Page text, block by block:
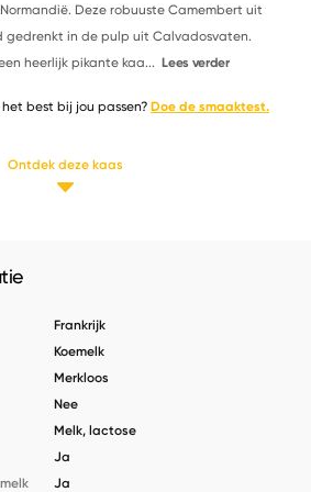
Deze robuuste Camembert uit
gedrenkt in de pulp uit Calvadosvaten.
heerlijk pikante kaa... Lees verder
best bij jou passen? Doe de smaaktest.
Ontdek deze kaas
Frankrijk
Koemelk
Merkloos
Nee
Melk, lactose
Ja
Ja